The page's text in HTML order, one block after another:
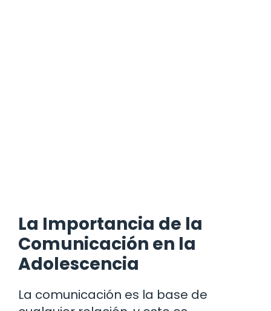
La Importancia de la
Comunicación en la
Adolescencia
La comunicación es la base de